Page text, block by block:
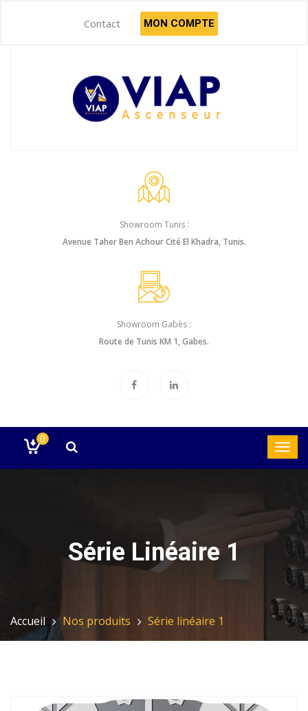
Contact MON COMPTE
Showroom Tunis :
Avenue Taher Ben Achour Cité El Khadra, Tunis.
Showroom Gabès :
Route de Tunis KM 1, Gabes.
0
Série Linéaire 1
Accueil Nos produits Série linéaire 1